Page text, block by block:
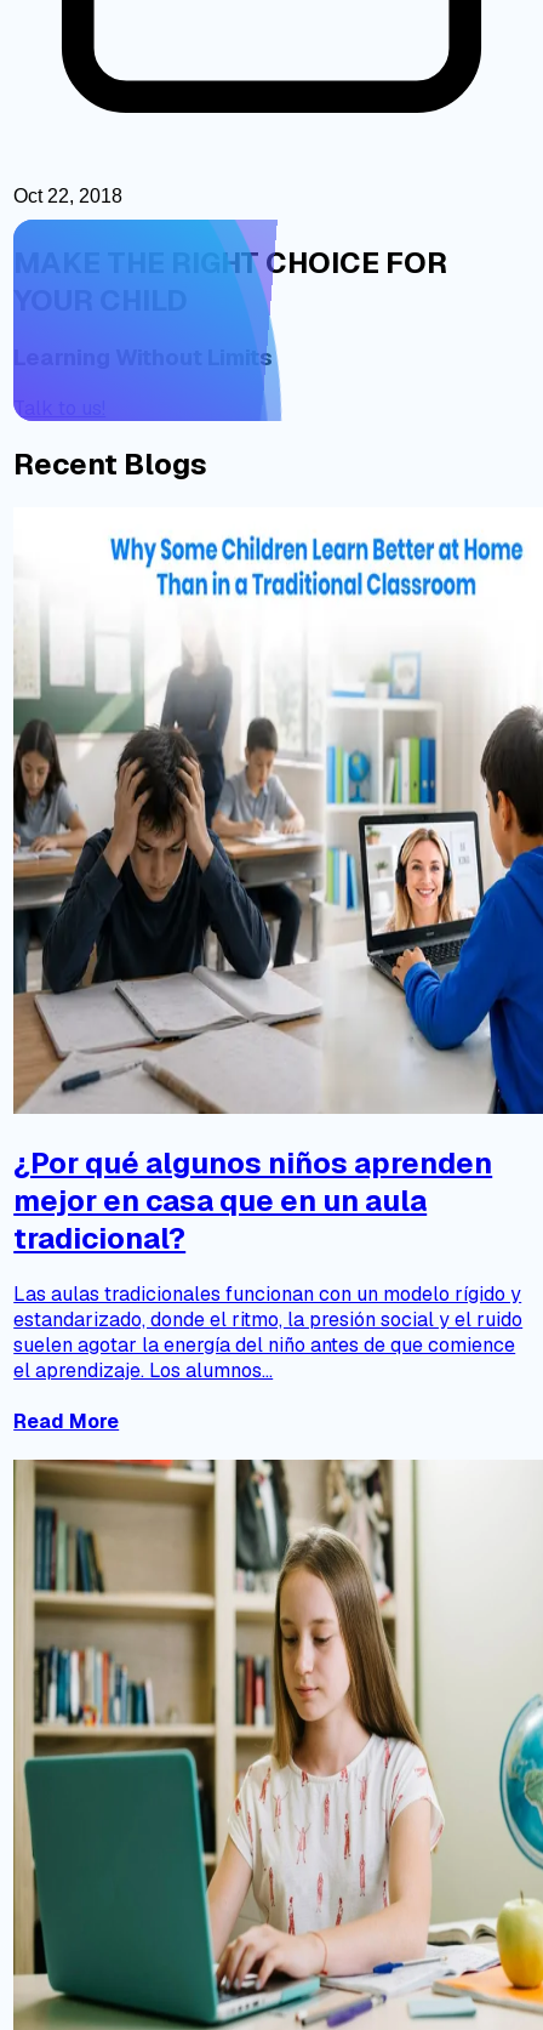
Oct 22, 2018
MAKE THE RIGHT CHOICE FOR
YOUR CHILD
Learning Without Limits
Talk to us!
Recent Blogs
¿Por qué algunos niños aprenden
mejor en casa que en un aula
tradicional?
Las aulas tradicionales funcionan con un modelo rígido y
estandarizado, donde el ritmo, la presión social y el ruido
suelen agotar la energía del niño antes de que comience
el aprendizaje. Los alumnos...
Read More